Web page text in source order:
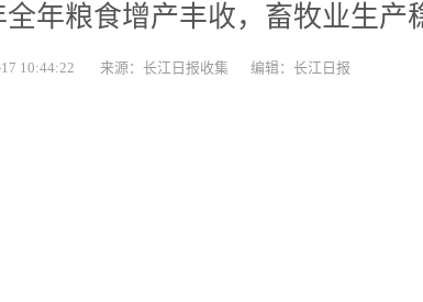
全年粮食增产丰收，畜牧业生产
10:44:22 来源：长江日报收集 编辑：长江日报